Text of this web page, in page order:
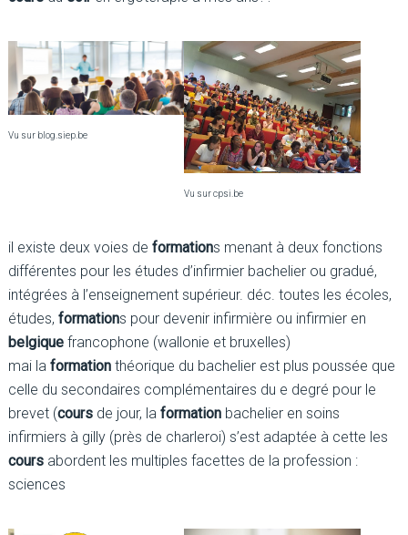
Vu sur blog.siep.be
Vu sur cpsi.be
il existe deux voies de formations menant à deux fonctions
différentes pour les études d’infirmier bachelier ou gradué,
intégrées à l’enseignement supérieur. déc. toutes les écoles,
études, formations pour devenir infirmière ou infirmier en
belgiquefrancophone (wallonie et bruxelles)
mai la formationthéorique du bachelier est plus poussée que
celle du secondaires complémentaires du e degré pour le
brevet (coursde jour, la formationbachelier en soins
infirmiers à gilly (près de charleroi) s’est adaptée à cette les
coursabordent les multiples facettes de la profession :
sciences